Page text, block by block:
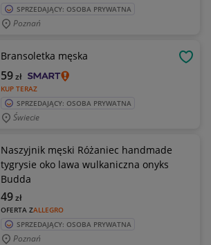
SPRZEDAJĄCY: OSOBA PRYWATNA
Poznań
Bransoletka męska
KUP TERAZ
59zł
SPRZEDAJĄCY: OSOBA PRYWATNA
Świecie
Naszyjnik męski Różaniec handmade
tygrysie oko lawa wulkaniczna onyks
Budda
OFERTA ZALLEGRO
49zł
SPRZEDAJĄCY: OSOBA PRYWATNA
Poznań